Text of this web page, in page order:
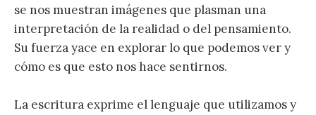
se nos muestran imágenes que plasman una
interpretación de la realidad o del pensamiento.
Su fuerza yace en explorar lo que podemos ver y
cómo es que esto nos hace sentirnos.
La escritura exprime el lenguaje que utilizamos y